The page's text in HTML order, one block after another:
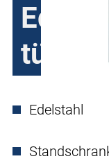
türig
Edelstahl